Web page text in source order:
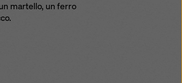
martello, un ferro